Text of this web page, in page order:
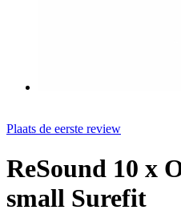
Plaats de eerste review
ReSound 10 x
small Surefit